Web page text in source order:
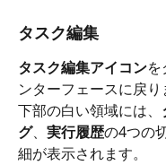
タスク編集
タスク編集アイコン
ンターフェースに戻り
下部の白い領域には、
グ、 実行履歴の4つの
細が表示されます。